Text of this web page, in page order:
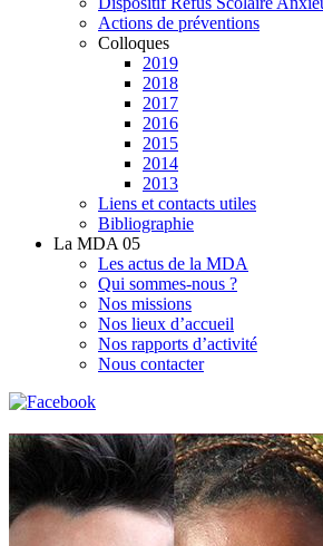
Actions de préventions
Colloques
2019
2018
2017
2016
2015
2014
2013
Liens et contacts utiles
Bibliographie
La MDA 05
Les actus de la MDA
Qui sommes-nous ?
Nos missions
Nos lieux d’accueil
Nos rapports d’activité
Nous contacter